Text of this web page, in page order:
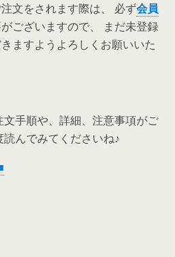
文をされます際は、 必ず会員
ございますので、 まだ未登録
ますようよろしくお願いいた
手順や、詳細、注意事項がご
んでみてくださいね♪